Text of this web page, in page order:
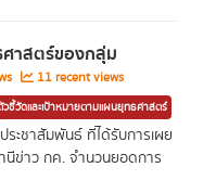
าสตร์ของกลุ่ม
11 recent views
วชี้วัดและเป้าหมายตามแผนยุทธศาสตร์
ะชาสัมพันธ์ ที่ได้รับการเผย
นีข่าว กค. จำนวนยอดการ